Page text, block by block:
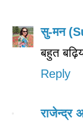
सु-मन
बहुत
Reply
राजेन्द्र